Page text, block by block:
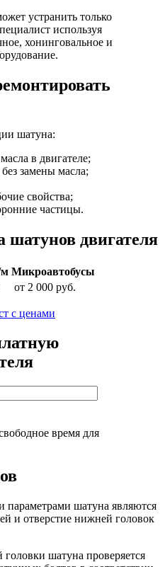
устранить только
используя
хонинговальное и
шатуна:
в двигателе;
без замены масла;
свойства;
частицы.
шатунов двигателя
м Микроавтобусы
от 2 000 руб.
с ценами
время для
шатуна являются
и отверстие нижней головок
шатуна проверяется